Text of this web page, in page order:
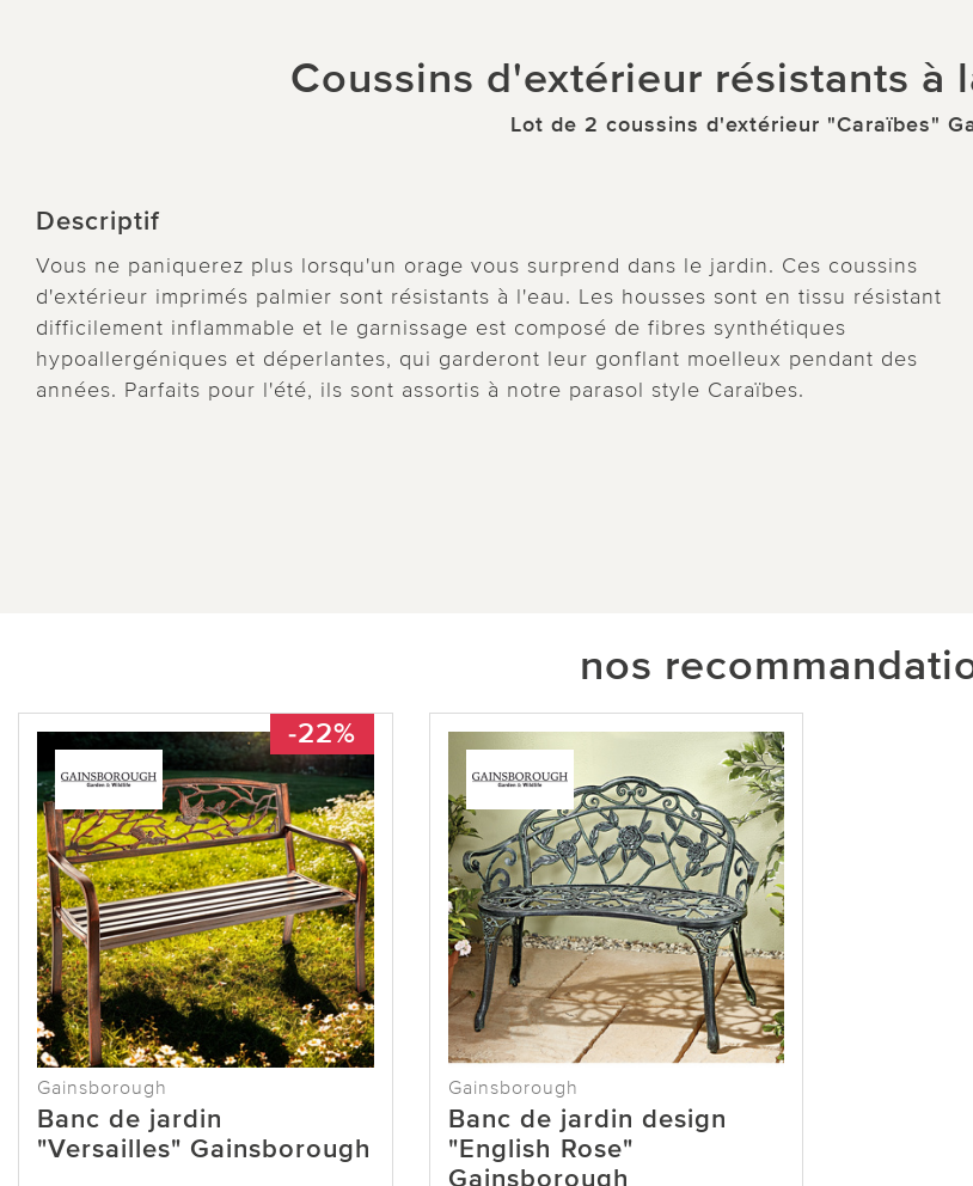
Coussins d'extérieur résistants à
Lot de 2 coussins d'extérieur "Caraïbes"
Descriptif
Vous ne paniquerez plus lorsqu'un orage vous surprend dans le jardin. Ces coussins
d'extérieur imprimés palmier sont résistants à l'eau. Les housses sont en tissu résistant
difficilement inflammable et le garnissage est composé de fibres synthétiques
hypoallergéniques et déperlantes, qui garderont leur gonflant moelleux pendant des
années. Parfaits pour l'été, ils sont assortis à notre parasol style Caraïbes.
nos
-22%
Gainsborough
Banc de jardin
"Versailles" Gainsborough
Gainsborough
Banc de jardin design
"English Rose"
Gainsborough